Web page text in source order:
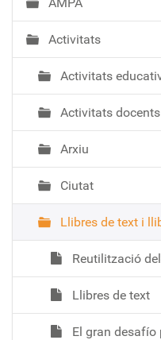
Activitats
Activitats
Activitats docents
Arxiu
Ciutat
Llibres de text i
Reutilització
Llibres de text
El gran desafío